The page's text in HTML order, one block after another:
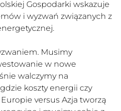
Gospodarki wskazuje
i wyzwań związanych z
Musimy
w nowe
walczymy na
koszty energii czy
versus Azja tworzą